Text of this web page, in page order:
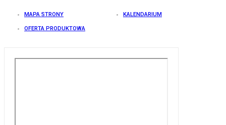
MAPA STRONY KALENDARIUM
OFERTA PRODUKTOWA